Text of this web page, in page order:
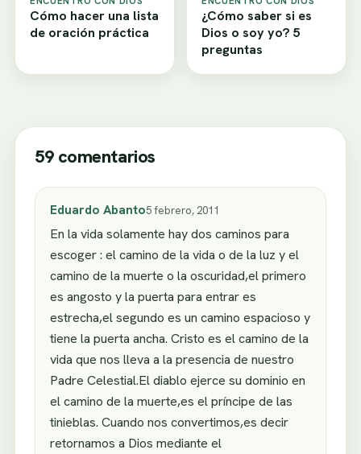
Cómo hacer una lista
de oración práctica
¿Cómo saber si es
Dios o soy yo? 5
preguntas
59 comentarios
Eduardo Abanto5 febrero, 2011
En la vida solamente hay dos caminos para
escoger : el camino de la vida o de la luz y el
camino de la muerte o la oscuridad,el primero
es angosto y la puerta para entrar es
estrecha,el segundo es un camino espacioso y
tiene la puerta ancha. Cristo es el camino de la
vida que nos lleva a la presencia de nuestro
Padre Celestial.El diablo ejerce su dominio en
el camino de la muerte,es el príncipe de las
tinieblas. Cuando nos convertimos,es decir
retornamos a Dios mediante el